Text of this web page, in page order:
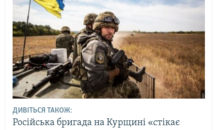
ДИВІТЬСЯ ТАКОЖ:
Російська бригада на Курщині «стікає